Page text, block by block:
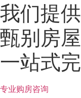
我们提
甄别房
一站式
专业购房咨询